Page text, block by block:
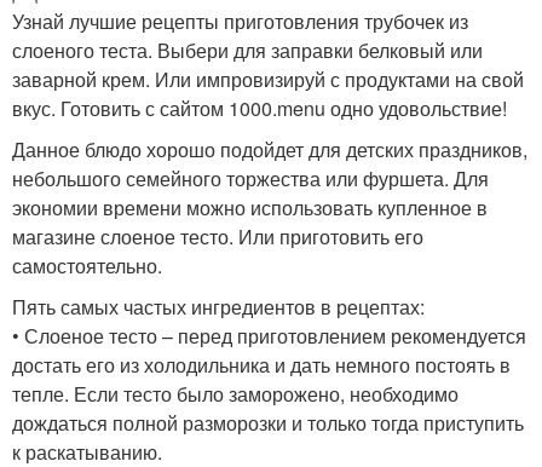
Узнай лучшие рецепты приготовления трубочек из
слоеного теста. Выбери для заправки белковый или
заварной крем. Или импровизируй с продуктами на свой
вкус. Готовить с сайтом 1000.menu одно удовольствие!
Данное блюдо хорошо подойдет для детских праздников,
небольшого семейного торжества или фуршета. Для
экономии времени можно использовать купленное в
магазине слоеное тесто. Или приготовить его
самостоятельно.
Пять самых частых ингредиентов в рецептах:
• Слоеное тесто – перед приготовлением рекомендуется
достать его из холодильника и дать немного постоять в
тепле. Если тесто было заморожено, необходимо
дождаться полной разморозки и только тогда приступить
к раскатыванию.